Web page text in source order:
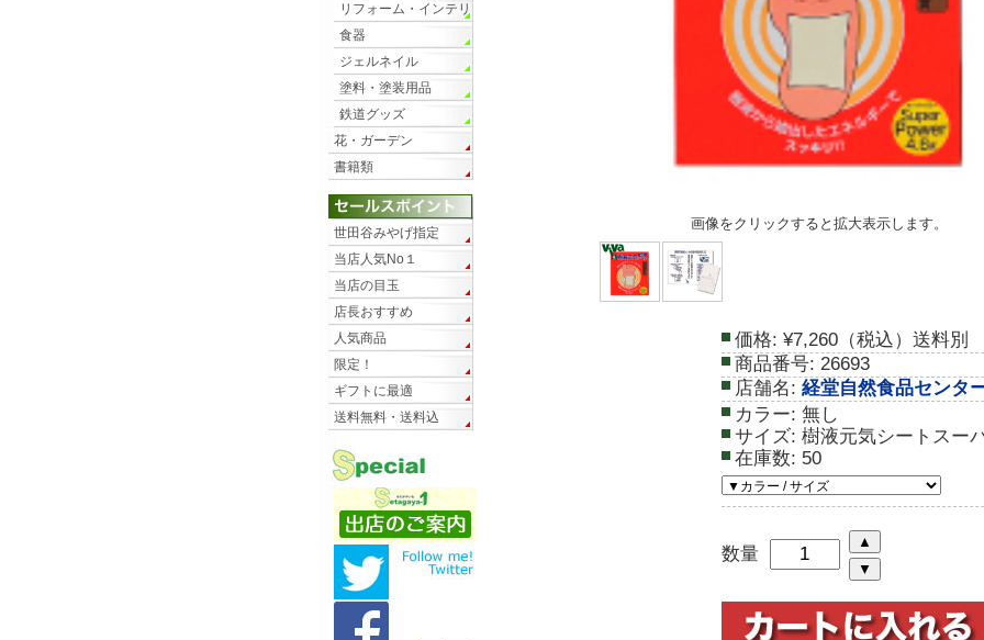
画像をクリックすると拡大表示します。
価格: ¥7,260（税込）送料別
商品番号: 26693
店舗名: 経堂自然食品センタ
カラー: 無し
サイズ: 樹液元気シートスー
在庫数: 50
数量
リフォーム・インテリ
ア
食器
ジェルネイル
塗料・塗装用品
鉄道グッズ
花・ガーデン
書籍類
世田谷みやげ指定
当店人気No１
当店の目玉
店長おすすめ
人気商品
限定！
ギフトに最適
送料無料・送料込